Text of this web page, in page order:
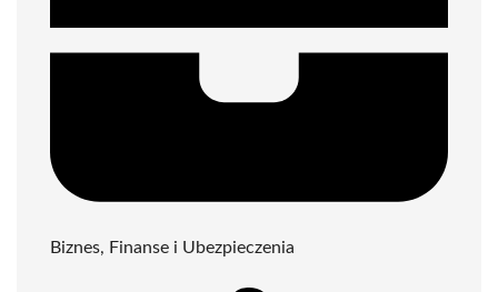
Biznes, Finanse i Ubezpieczenia